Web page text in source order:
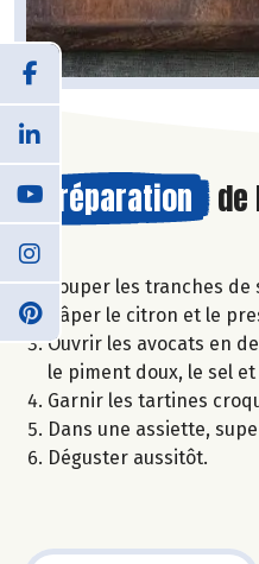
Préparation de
Couper les tranches de
Râper le citron et le
Ouvrir les avocats en
le piment doux, le sel
Garnir les tartines
Dans une assiette,
Déguster aussitôt.